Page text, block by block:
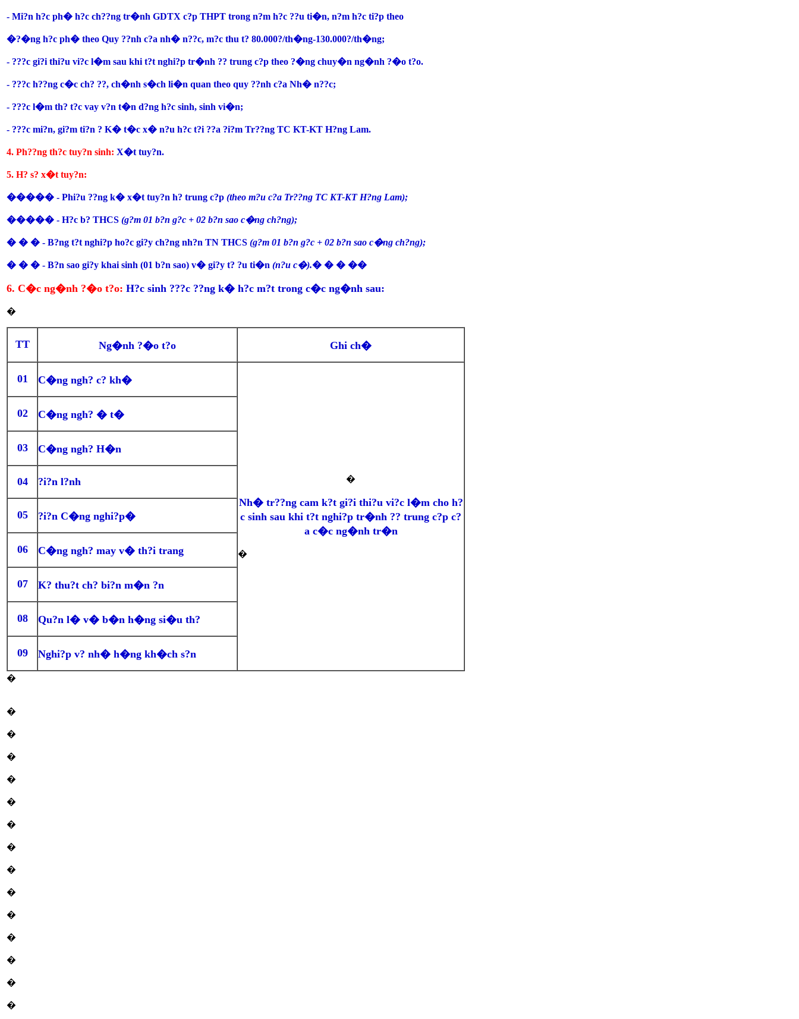
- Mi?n h?c ph� h?c ch??ng tr�nh GDTX c?p THPT trong n?m h?c ??u ti�n, n?m h?c ti?p theo
�?�ng h?c ph� theo Quy ??nh c?a nh� n??c, m?c thu t? 80.000?/th�ng-130.000?/th�ng;
- ???c gi?i thi?u vi?c l�m sau khi t?t nghi?p tr�nh ?? trung c?p theo ?�ng chuy�n ng�nh ?�o t?o.
- ???c h??ng c�c ch? ??, ch�nh s�ch li�n quan theo quy ??nh c?a Nh� n??c;
- ???c l�m th? t?c vay v?n t�n d?ng h?c sinh, sinh vi�n;
- ???c mi?n, gi?m ti?n ? K� t�c x� n?u h?c t?i ??a ?i?m Tr??ng TC KT-KT H?ng Lam.
4. Ph??ng th?c tuy?n sinh: X�t tuy?n.
5. H? s? x�t tuy?n:
����� - Phi?u ??ng k� x�t tuy?n h? trung c?p (theo m?u c?a Tr??ng TC KT-KT H?ng Lam);
����� - H?c b? THCS (g?m 01 b?n g?c + 02 b?n sao c�ng ch?ng);
� � � - B?ng t?t nghi?p ho?c gi?y ch?ng nh?n TN THCS (g?m 01 b?n g?c + 02 b?n sao c�ng ch?ng);
� � � - B?n sao gi?y khai sinh (01 b?n sao) v� gi?y t? ?u ti�n (n?u c�).� � � ��
6. C�c ng�nh ?�o t?o: H?c sinh ???c ??ng k� h?c m?t trong c�c ng�nh sau:
�
TT Ng�nh ?�o t?o Ghi ch�
01 C�ng ngh? c? kh�
�
Nh� tr??ng cam k?t gi?i thi?u vi?c l�m cho h?
c sinh sau khi t?t nghi?p tr�nh ?? trung c?p c?
a c�c ng�nh tr�n
�
02 C�ng ngh? � t�
03 C�ng ngh? H�n
04 ?i?n l?nh
05 ?i?n C�ng nghi?p�
06 C�ng ngh? may v� th?i trang
07 K? thu?t ch? bi?n m�n ?n
08 Qu?n l� v� b�n h�ng si�u th?
09 Nghi?p v? nh� h�ng kh�ch s?n
�
�
�
�
�
�
�
�
�
�
�
�
�
�
�